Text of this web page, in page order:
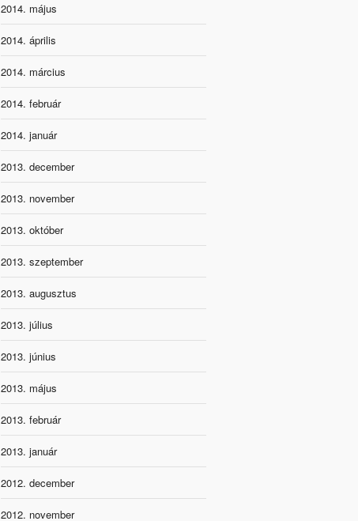
2014. május
2014. április
2014. március
2014. február
2014. január
2013. december
2013. november
2013. október
2013. szeptember
2013. augusztus
2013. július
2013. június
2013. május
2013. február
2013. január
2012. december
2012. november